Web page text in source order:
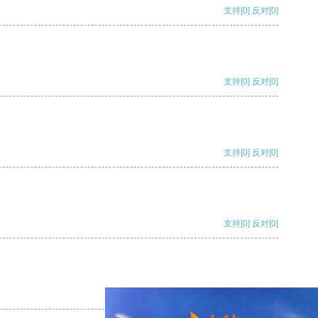
支持[0] 反对[0]
支持[0] 反对[0]
支持[0] 反对[0]
支持[0] 反对[0]